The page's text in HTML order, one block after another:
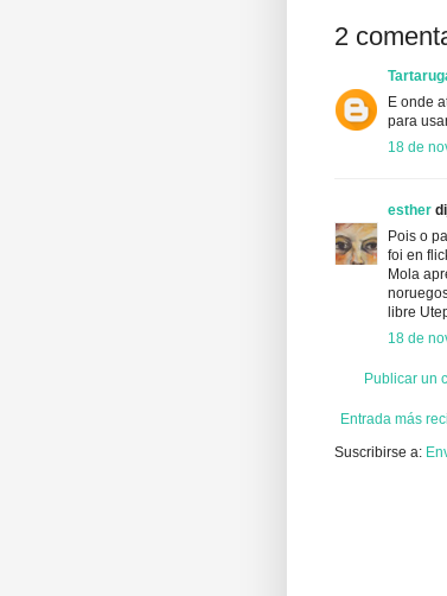
2
E onde
para
18 de
esther
Pois o
foi en
Mola
libre
18 de
Publicar un
Entrada más
Suscribirse a: